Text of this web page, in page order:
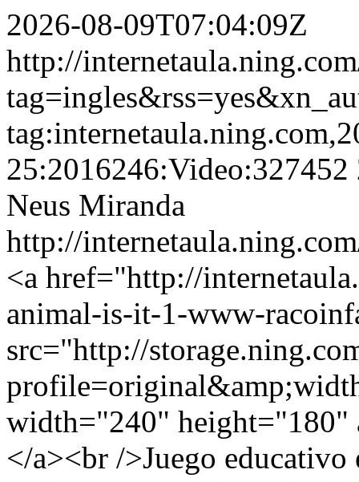
2026-08-09T07:04:09Z
http://
25:2016246:Video:327452
Neus Miranda
http://
<a href="http://
animal-is-it-1-www-
src="http://
width="240" height="180"
</a><br />Juego